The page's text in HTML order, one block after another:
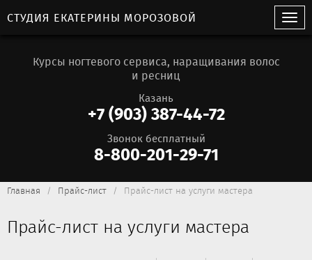
Курсы ногтевого сервиса, наращивания волос
и ресниц
Казань
+7 (903) 387-44-72
Звонок бесплатный
8-800-201-29-71
СТУДИЯ ЕКАТЕРИНЫ МОРОЗОВОЙ
Главная Прайс-лист Прайс-лист на услуги мастера
Прайс-лист на услуги мастера